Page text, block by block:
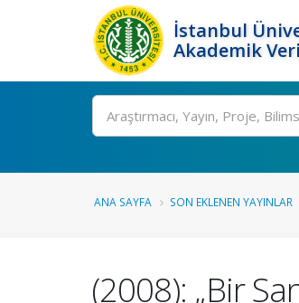
İstanbul
Akademik
Ara
ANA SAYFA SON EKLENEN YAYINLAR
(2008): „Bir